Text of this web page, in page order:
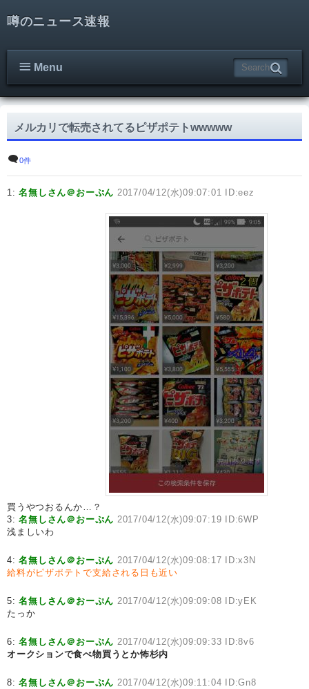
噂のニュース速報
Menu
メルカリで転売されてるピザポテトwwwww
0件
1:名無しさん＠おーぷん 2017/04/12(水)09:07:01 ID:eez
買うやつおるんか…？
3:名無しさん＠おーぷん 2017/04/12(水)09:07:19 ID:6WP
浅ましいわ
4:名無しさん＠おーぷん 2017/04/12(水)09:08:17 ID:x3N
給料がピザポテトで支給される日も近い
5:名無しさん＠おーぷん 2017/04/12(水)09:09:08 ID:yEK
たっか
6:名無しさん＠おーぷん 2017/04/12(水)09:09:33 ID:8v6
オークションで食べ物買うとか怖杉内
8:名無しさん＠おーぷん 2017/04/12(水)09:11:04 ID:Gn8